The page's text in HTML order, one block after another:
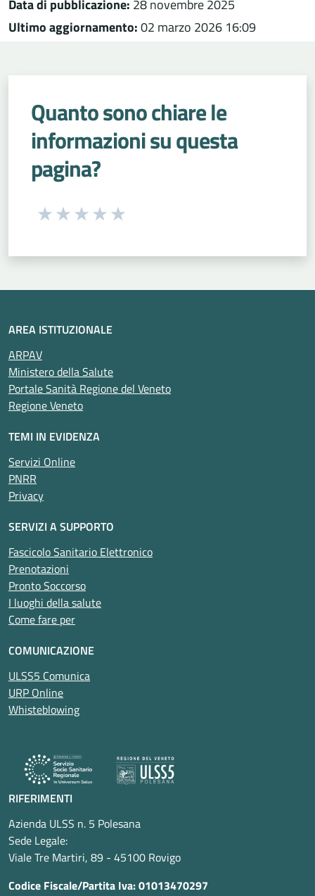
Data di pubblicazione: 28 novembre 2025
Ultimo aggiornamento:02 marzo 2026 16:09
Quanto sono chiare le
informazioni su questa
pagina?
Seleziona una valutazione da 1 a 5 stelle
AREA ISTITUZIONALE
ARPAV
Ministero della Salute
Portale Sanità Regione del Veneto
Regione Veneto
TEMI IN EVIDENZA
Servizi Online
PNRR
Privacy
SERVIZI A SUPPORTO
Fascicolo Sanitario Elettronico
Prenotazioni
Pronto Soccorso
I luoghi della salute
Come fare per
COMUNICAZIONE
ULSS5 Comunica
URP Online
Whisteblowing
RIFERIMENTI
Azienda ULSS n. 5 Polesana
Sede Legale:
Viale Tre Martiri, 89 - 45100 Rovigo
Codice Fiscale/Partita Iva: 01013470297